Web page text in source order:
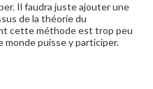
Il faudra juste ajouter une
de la théorie du
cette méthode est trop peu
puisse y participer.